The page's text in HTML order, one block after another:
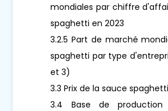
mondiales par chiffre
spaghetti en 2023
3.2.5 Part de marché
spaghetti par type
et 3)
3.3 Prix de la sauce
3.4 Base de